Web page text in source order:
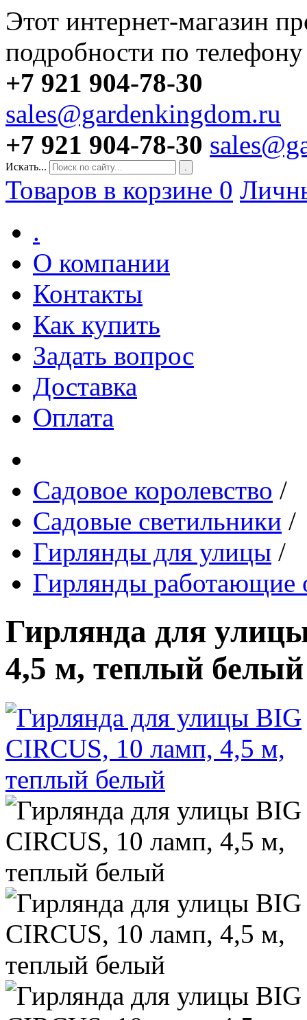
Этот интернет-магазин
подробности по телефону
+7 921 904-78-30
sales@gardenkingdom.ru
+7 921 904-78-30
Искать... .
Товаров в корзине 0
.
О компании
Контакты
Как купить
Задать вопрос
Доставка
Оплата
Садовое королевство /
Садовые светильники /
Гирлянды для улицы /
Гирлянды работающие
Гирлянда для
4,5 м, теплый белый